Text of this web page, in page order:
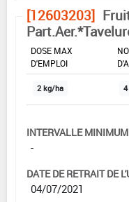
[12603203]
DOSE MAX
D'EMPLOI
2 kg/ha 4
INTERVALLE
-
DATE DE RETRAIT DE
04/07/2021